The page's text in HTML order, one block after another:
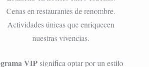
Cenas en restaurantes de renombre.
Actividades únicas que enriquecen
nuestras vivencias.
VIPsignifica optar por un estilo